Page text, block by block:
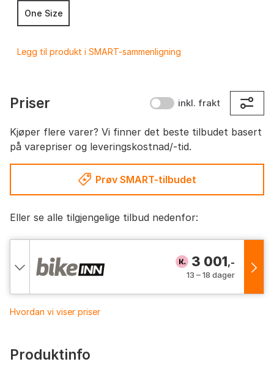
One Size
Legg til produkt i SMART-sammenligning
Priser inkl. frakt
Kjøper flere varer? Vi finner det beste tilbudet basert
på varepriser og leveringskostnad/-tid.
Prøv SMART-tilbudet
Eller se alle tilgjengelige tilbud nedenfor:
3 001,-
13 – 18 dager
Hvordan vi viser priser
Produktinfo